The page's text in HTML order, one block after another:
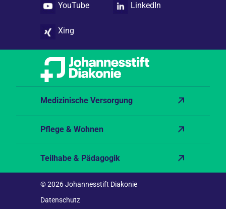
YouTube LinkedIn
Xing
Medizinische Versorgung
Pflege & Wohnen
Teilhabe & Pädagogik
© 2026 Johannesstift Diakonie
Datenschutz